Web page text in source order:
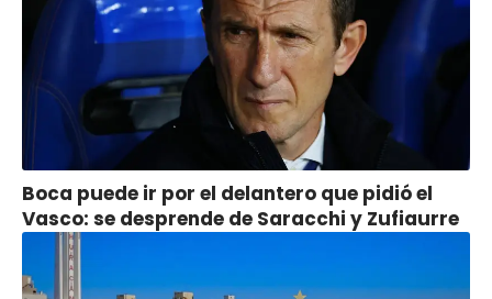
Boca puede ir por el delantero que pidió el
Vasco: se desprende de Saracchi y Zufiaurre